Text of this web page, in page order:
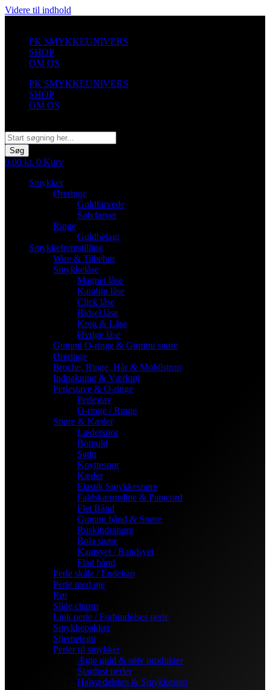
Videre til indhold
PK SMYKKEUNIVERS
SHOP
OM OS
PK SMYKKEUNIVERS
SHOP
OM OS
Søg
0,00 kr. 0 Kurv
Smykker
Øreringe
Guldfarvede
Sølvfarvet
Ringe
Guldbelagt
Smykkefremstilling
Wire & Tilbehør
Smykkelåse
Magnet låse
Karabin låse
Click låse
Bidsel låse
Krog & Låse
Øvrige låse
Gummi O-ringe & Gummi snøre
Øreringe
Broche, Ringe, Hår & Mobilstrop
Indpakning & Værktøj
Perlestave & O-ringe
Perlestav
O-ringe / Ringe
Snøre & Kæder
Lædersnor
Bomuld
Satin
Knyttesnor
Kæder
Elastik Smykkesnøre
Faldskærmsline & Paracord
Flet Bånd
Gummi bånd & Snøre
Ruskindssnøre
Bola snøre
Kantsyet / Randsyet
Flad bånd
Perle skåle / Endekap
Perle med øje
Rør
Slide charm
Link perle / Forbindelses perle
Smykkepakker
Stjernetegn
Perler til smykker
Ægte guld & sølv produkter
Stardust perler
Halvædelsten & Smykkesten